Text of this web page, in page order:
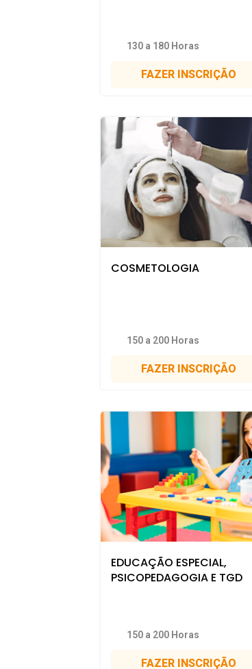
130 a 180 Horas
FAZER INSCRIÇÃO
COSMETOLOGIA
150 a 200 Horas
FAZER INSCRIÇÃO
EDUCAÇÃO ESPECIAL,
PSICOPEDAGOGIA E TGD
150 a 200 Horas
FAZER INSCRIÇÃO